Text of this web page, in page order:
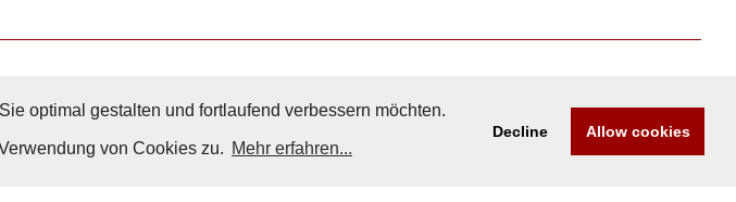
optimal gestalten und fortlaufend verbessern möchten.
von Cookies zu. Mehr erfahren...
Decline Allow cookies
Oben